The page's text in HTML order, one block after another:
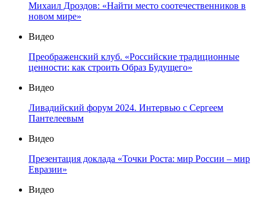
Михаил Дроздов: «Найти место соотечественников в
новом мире»
Видео
Преображенский клуб. «Российские традиционные
ценности: как строить Образ Будущего»
Видео
Ливадийский форум 2024. Интервью с Сергеем
Пантелеевым
Видео
Презентация доклада «Точки Роста: мир России – мир
Евразии»
Видео